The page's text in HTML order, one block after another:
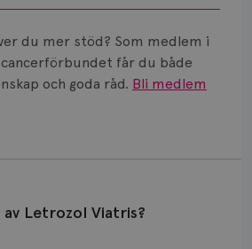
du mer stöd? Som medlem i
får du både
och goda råd. Bli medlem
Letrozol Viatris?